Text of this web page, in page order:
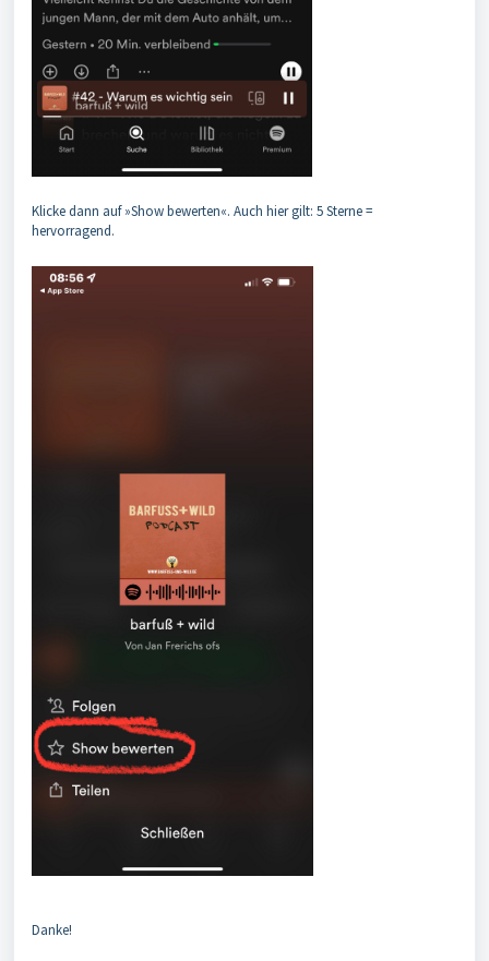
Klicke dann auf »Show bewerten«. Auch hier gilt: 5 Sterne =
hervorragend.
Danke!